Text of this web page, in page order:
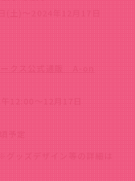
(土)～2024年12月17日
ークス公式通販 A-on
12:00～12月17日
予定
ッズデザイン等の詳細は